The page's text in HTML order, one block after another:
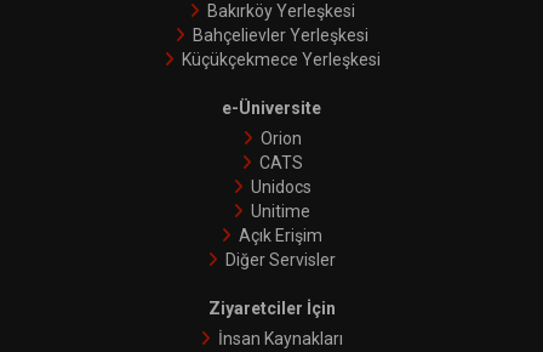
Bakırköy Yerleşkesi
Bahçelievler Yerleşkesi
Küçükçekmece Yerleşkesi
e-Üniversite
Orion
CATS
Unidocs
Unitime
Açık Erişim
Diğer Servisler
Ziyaretciler İçin
İnsan Kaynakları